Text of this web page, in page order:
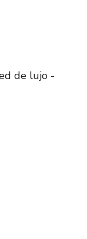
de lujo -